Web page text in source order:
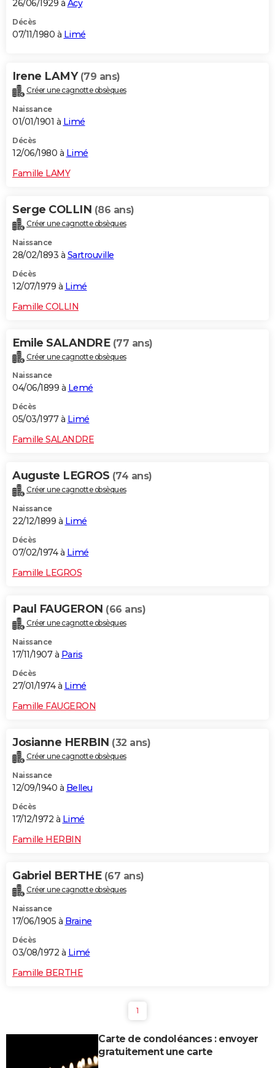
26/06/1929 à Acy
Décès
07/11/1980 à Limé
Irene LAMY (79 ans)
Créer une cagnotte obsèques
Naissance
01/01/1901 à Limé
Décès
12/06/1980 à Limé
Famille LAMY
Serge COLLIN (86 ans)
Créer une cagnotte obsèques
Naissance
28/02/1893 à Sartrouville
Décès
12/07/1979 à Limé
Famille COLLIN
Emile SALANDRE (77 ans)
Créer une cagnotte obsèques
Naissance
04/06/1899 à Lemé
Décès
05/03/1977 à Limé
Famille SALANDRE
Auguste LEGROS (74 ans)
Créer une cagnotte obsèques
Naissance
22/12/1899 à Limé
Décès
07/02/1974 à Limé
Famille LEGROS
Paul FAUGERON (66 ans)
Créer une cagnotte obsèques
Naissance
17/11/1907 à Paris
Décès
27/01/1974 à Limé
Famille FAUGERON
Josianne HERBIN (32 ans)
Créer une cagnotte obsèques
Naissance
12/09/1940 à Belleu
Décès
17/12/1972 à Limé
Famille HERBIN
Gabriel BERTHE (67 ans)
Créer une cagnotte obsèques
Naissance
17/06/1905 à Braine
Décès
03/08/1972 à Limé
Famille BERTHE
1
Carte de condoléances : envoyer
gratuitement une carte